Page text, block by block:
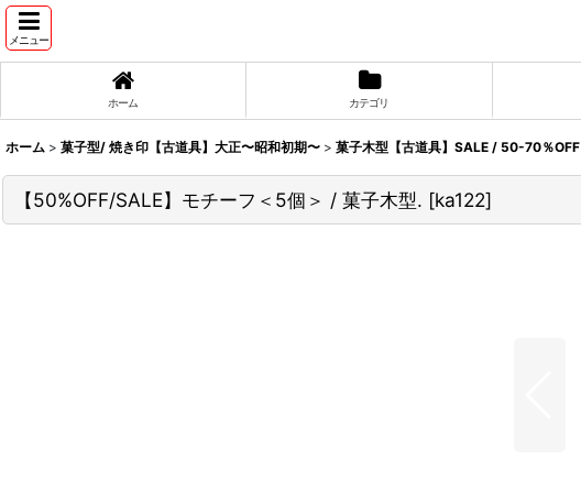
メニュー
ホーム カテゴリ
ホーム > 菓子型/ 焼き印【古道具】大正〜昭和初期〜 > 菓子木型【古道具】SALE / 50-70％OFF
【50%OFF/SALE】モチーフ＜5個＞ / 菓子木型. [ka122]